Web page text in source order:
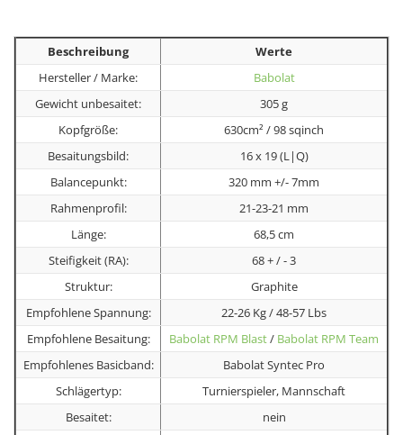
Beschreibung
Werte
Hersteller / Marke:
Babolat
Gewicht unbesaitet:
305 g
Kopfgröße:
630cm² / 98 sqinch
Besaitungsbild:
16 x 19 (L|Q)
Balancepunkt:
320 mm +/- 7mm
Rahmenprofil:
21-23-21 mm
Länge:
68,5 cm
Steifigkeit (RA):
68 + / - 3
Struktur:
Graphite
Empfohlene Spannung:
22-26 Kg / 48-57 Lbs
Empfohlene Besaitung:
Babolat RPM Blast/ Babolat RPM Team
Empfohlenes Basicband:
Babolat Syntec Pro
Schlägertyp:
Turnierspieler, Mannschaft
Besaitet:
nein